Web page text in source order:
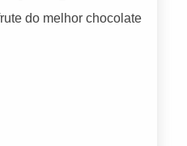
do melhor chocolate